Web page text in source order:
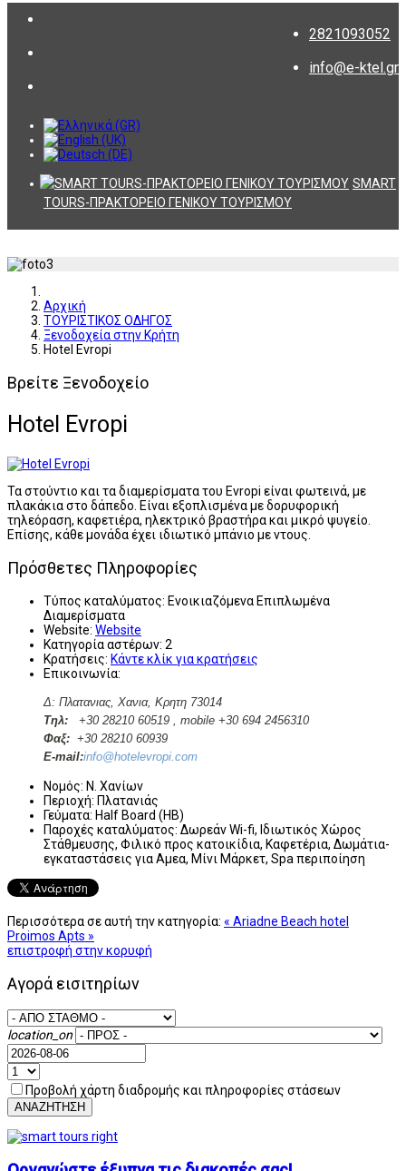
2821093052
info@e-ktel.gr
SMART
TOURS-ΠΡΑΚΤΟΡΕΙΟ ΓΕΝΙΚΟΥ ΤΟΥΡΙΣΜΟΥ
Αρχική
ΤΟΥΡΙΣΤΙΚΟΣ ΟΔΗΓΟΣ
Ξενοδοχεία στην Κρήτη
Hotel Evropi
Βρείτε Ξενοδοχείο
Hotel Evropi
Τα στούντιο και τα διαμερίσματα του Evropi είναι φωτεινά, με
πλακάκια στο δάπεδο. Είναι εξοπλισμένα με δορυφορική
τηλεόραση, καφετιέρα, ηλεκτρικό βραστήρα και μικρό ψυγείο.
Επίσης, κάθε μονάδα έχει ιδιωτικό μπάνιο με ντους.
Πρόσθετες Πληροφορίες
Τύπος καταλύματος: Ενοικιαζόμενα Επιπλωμένα
Διαμερίσματα
Website: Website
Κατηγορία αστέρων: 2
Κρατήσεις: Κάντε κλίκ για κρατήσεις
Επικοινωνία:
Δ: Πλατανιας, Χανια, Κρητη 73014
Tηλ: +30 28210 60519 , mobile +30 694 2456310
Φαξ: +30 28210 60939
E-mail:info@hotelevropi.com
Νομός: Ν. Χανίων
Περιοχή: Πλατανιάς
Γεύματα: Half Board (HB)
Παροχές καταλύματος: Δωρεάν Wi-fi, Ιδιωτικός Χώρος
Στάθμευσης, Φιλικό προς κατοικίδια, Καφετέρια, Δωμάτια-
εγκαταστάσεις για Αμεα, Μίνι Μάρκετ, Spa περιποίηση
Περισσότερα σε αυτή την κατηγορία: « Ariadne Beach hotel
Proimos Apts »
επιστροφή στην κορυφή
Αγορά εισιτηρίων
location_on
Προβολή χάρτη διαδρομής και πληροφορίες στάσεων
ΑΝΑΖΗΤΗΣΗ